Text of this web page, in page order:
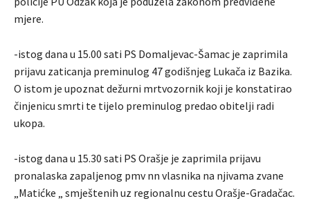
mjere.
-istog dana u 15.00 sati PS Domaljevac-Šamac je zaprimila
prijavu zaticanja preminulog 47 godišnjeg Lukača iz Bazika.
O istom je upoznat dežurni mrtvozornik koji je konstatirao
činjenicu smrti te tijelo preminulog predao obitelji radi
ukopa.
-istog dana u 15.30 sati PS Orašje je zaprimila prijavu
pronalaska zapaljenog pmv nn vlasnika na njivama zvane
„Matićke „ smještenih uz regionalnu cestu Orašje-Gradačac.